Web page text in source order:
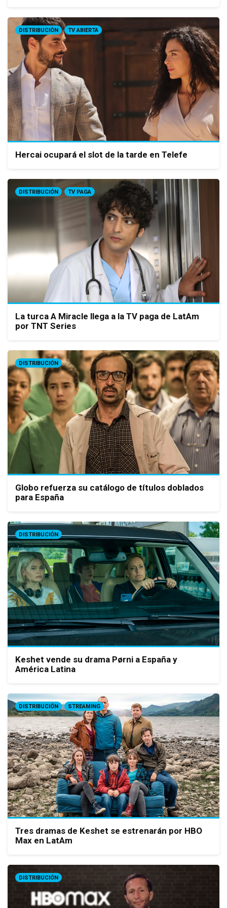
DISTRIBUCIÓN TV ABIERTA
Hercai ocupará el slot de la tarde en Telefe
DISTRIBUCIÓN TV PAGA
La turca A Miracle llega a la TV paga de LatAm
por TNT Series
DISTRIBUCIÓN
Globo refuerza su catálogo de títulos doblados
para España
DISTRIBUCIÓN
Keshet vende su drama Pørni a España y
América Latina
DISTRIBUCIÓN STREAMING
Tres dramas de Keshet se estrenarán por HBO
Max en LatAm
DISTRIBUCIÓN